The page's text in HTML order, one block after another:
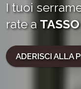
I tuoi
rate a
ADERISCI ALLA